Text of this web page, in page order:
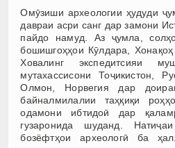
Омӯзиши археологии ҳудуди
давраи асри санг дар замони
пайдо намуд. Аз ҷумла,
бошишгоҳҳои Кӯлдара,
Ховалинг экспедитсияи
мутахассисони Тоҷикистон,
Олмон, Норвегия дар
байналмилалии таҳқиқи
одамони ибтидоӣ дар
гузаронида шуданд.
бозёфтҳои археологӣ ба